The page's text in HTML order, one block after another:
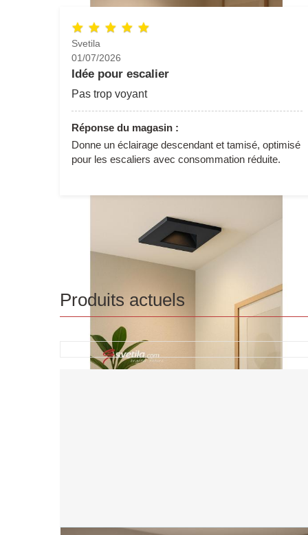
Agrandir l'image
Svetila
01/07/2026
Idée pour escalier
Pas trop voyant
Réponse du magasin :
Donne un éclairage descendant et tamisé, optimisé
pour les escaliers avec consommation réduite.
Produits actuels